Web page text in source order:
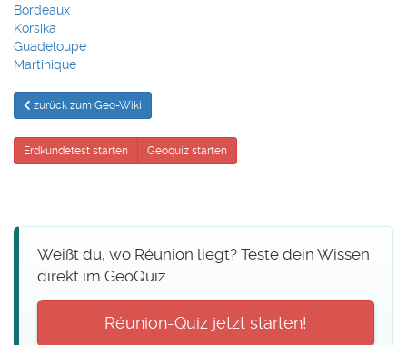
Bordeaux
Korsika
Guadeloupe
Martinique
zurück zum Geo-Wiki
Erdkundetest starten Geoquiz starten
Weißt du, wo Réunion liegt? Teste dein Wissen
direkt im GeoQuiz.
Réunion-Quiz jetzt starten!